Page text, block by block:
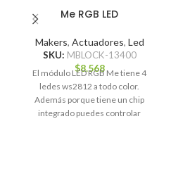
Me RGB LED
Makers, Actuadores, Led
SKU: MBLOCK-13400
$8.568
El módulo LED RGB Me tiene 4
ledes ws2812 a todo color.
Además porque tiene un chip
integrado puedes controlar